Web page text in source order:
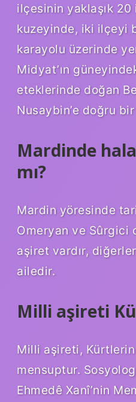
ilçesinin yaklaşık
kuzeyinde, iki ilçeyi
karayolu üzerinde
Midyat’ın
eteklerinde doğan
Nusaybin’e doğru
Mardinde
mı?
Mardin yöresinde
Omeryan ve Sûrgici
aşiret vardır,
ailedir.
Milli aşireti
Milli aşireti,
mensuptur.
Ehmedê Xanî’nin